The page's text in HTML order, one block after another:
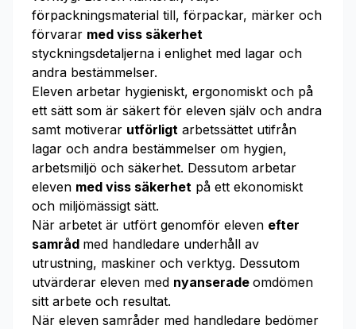
förpackningsmaterial till, förpackar, märker och
förvarar med viss säkerhet
styckningsdetaljerna i enlighet med lagar och
andra bestämmelser.
Eleven arbetar hygieniskt, ergonomiskt och på
ett sätt som är säkert för eleven själv och andra
samt motiverar utförligt arbetssättet utifrån
lagar och andra bestämmelser om hygien,
arbetsmiljö och säkerhet. Dessutom arbetar
eleven med viss säkerhet på ett ekonomiskt
och miljömässigt sätt.
När arbetet är utfört genomför eleven efter
samråd med handledare underhåll av
utrustning, maskiner och verktyg. Dessutom
utvärderar eleven med nyanserade omdömen
sitt arbete och resultat.
När eleven samråder med handledare bedömer